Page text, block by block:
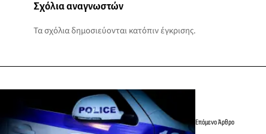
Σχόλια αναγνωστών
Τα σχόλια δημοσιεύονται κατόπιν έγκρισης.
Επόμενο Άρθρο